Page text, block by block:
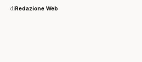
diRedazione Web